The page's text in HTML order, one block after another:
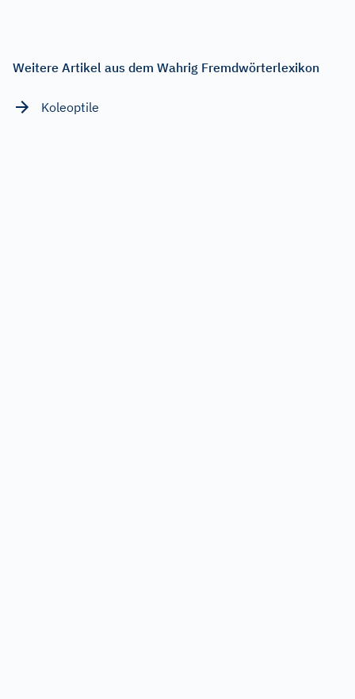
Weitere Artikel aus dem Wahrig Fremdwörterlexikon
Koleoptile